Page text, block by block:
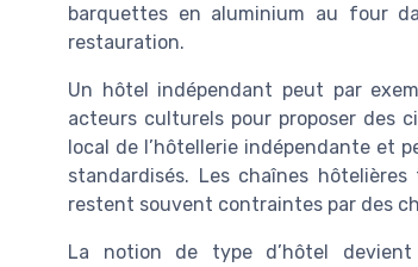
barquettes en aluminium au four
restauration.
Un hôtel indépendant peut par
acteurs culturels pour proposer des
local de l’hôtellerie indépendante et
standardisés. Les chaînes
restent souvent contraintes par des
La notion de type d’hôtel